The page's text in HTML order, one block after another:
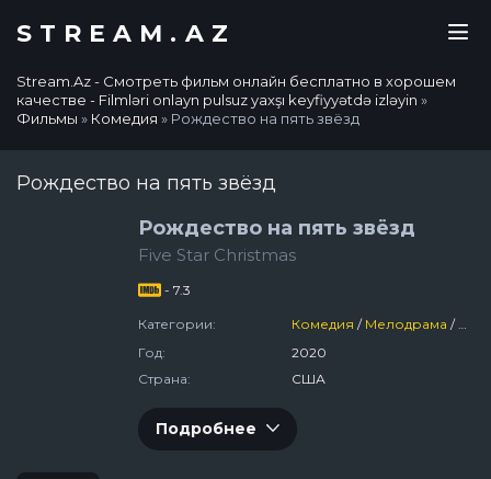
STREAM.AZ
Stream.Az - Смотреть фильм онлайн бесплатно в хорошем
качестве - Filmləri onlayn pulsuz yaxşı keyfiyyətdə izləyin »
Фильмы » Комедия » Рождество на пять звёзд
Рождество на пять звёзд
Рождество на пять звёзд
Five Star Christmas
- 7.3
Категории: Комедия / Мелодрама /
Год:
2020
Страна:
США
Подробнее